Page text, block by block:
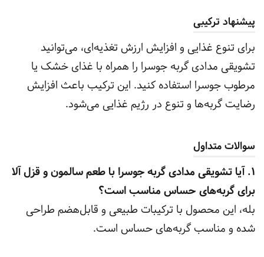
پیشنهاد ترکیبی
برای تنوع غذایی و افزایش ارزش تغذیه‌ای، می‌توانید
تشویقی مدادی گربه جوسرا را همراه با غذای خشک یا
مرطوب جوسرا استفاده کنید. این ترکیب باعث افزایش
رضایت گربه‌ها و تنوع در رژیم غذایی می‌شود.
سوالات متداول
1. آیا تشویقی مدادی گربه جوسرا با طعم سالمون و قزل آلا
برای گربه‌های حساس مناسب است؟
بله، این محصول با ترکیبات طبیعی و قابل‌هضم طراحی
شده و مناسب گربه‌های حساس است.